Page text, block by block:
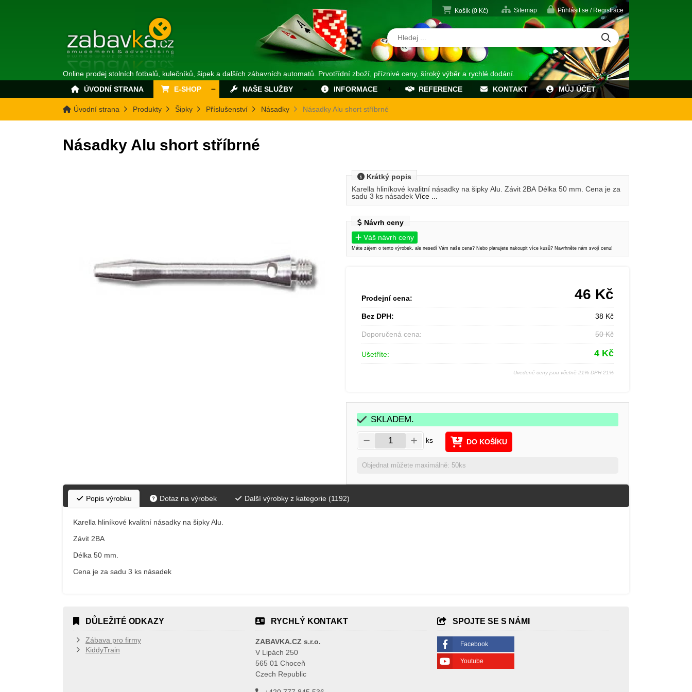
Košík (0 Kč) Sitemap Přihlásit se / Registrace
Online prodej stolních fotbalů, kulečníků, šipek a dalších zábavních automatů. Prvotřídní zboží, příznivé ceny, šíroký výběr a rychlé dodání.
ÚVODNÍ STRANA
E-SHOP NAŠE SLUŽBY INFORMACE REFERENCE KONTAKT MŮJ ÚČET
Úvodní strana Produkty Šipky Příslušenství Násadky Násadky Alu short stříbrné
Násadky Alu short stříbrné
Krátký popis
Karella hliníkové kvalitní násadky na šipky Alu. Závit 2BA Délka 50 mm. Cena je za
sadu 3 ks násadek Více ...
Návrh ceny
Váš návrh ceny
Máte zájem o tento výrobek, ale nesedí Vám naše cena? Nebo planujete nakoupit více kusů? Navrhněte nám svojí cenu!
Prodejní cena: 46 Kč
Bez DPH: 38 Kč
Doporučená cena: 50Kč
Ušetříte: 4 Kč
Uvedené ceny jsou včetně 21% DPH 21%
SKLADEM.
ks DO KOŠÍKU
Objednat můžete maximálně: 50ks
Popis výrobku Dotaz na výrobek Další výrobky z kategorie (1192)
Karella hliníkové kvalitní násadky na šipky Alu.
Závit 2BA
Délka 50 mm.
Cena je za sadu 3 ks násadek
DŮLEŽITÉ ODKAZY
Zábava pro firmy
KiddyTrain
RYCHLÝ KONTAKT
ZABAVKA.CZ s.r.o.
V Lipách 250
565 01 Choceň
Czech Republic
SPOJTE SE S NÁMI
Facebook
Youtube